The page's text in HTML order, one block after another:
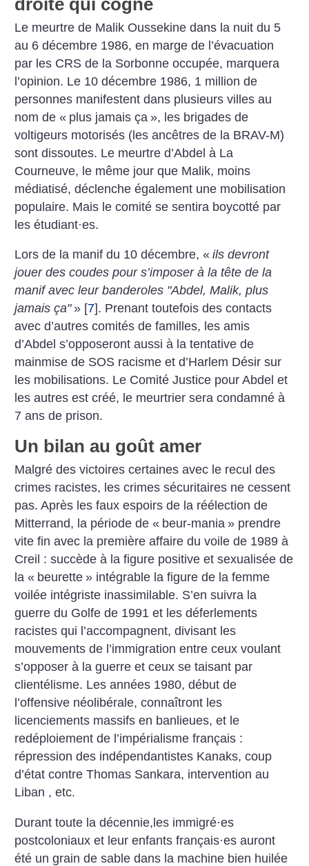
Le meurtre de Malik Oussekine dans la nuit du 5
au 6 décembre 1986, en marge de l’évacuation
par les CRS de la Sorbonne occupée, marquera
l’opinion. Le 10 décembre 1986, 1 million de
personnes manifestent dans plusieurs villes au
nom de « plus jamais ça », les brigades de
voltigeurs motorisés (les ancêtres de la BRAV-M)
sont dissoutes. Le meurtre d’Abdel à La
Courneuve, le même jour que Malik, moins
médiatisé, déclenche également une mobilisation
populaire. Mais le comité se sentira boycotté par
les étudiant·es.
Lors de la manif du 10 décembre, « ils devront
jouer des coudes pour s’imposer à la tête de la
manif avec leur banderoles "Abdel, Malik, plus
jamais ça" » [7]. Prenant toutefois des contacts
avec d’autres comités de familles, les amis
d’Abdel s’opposeront aussi à la tentative de
mainmise de SOS racisme et d’Harlem Désir sur
les mobilisations. Le Comité Justice pour Abdel et
les autres est créé, le meurtrier sera condamné à
7 ans de prison.
Un bilan au goût amer
Malgré des victoires certaines avec le recul des
crimes racistes, les crimes sécuritaires ne cessent
pas. Après les faux espoirs de la réélection de
Mitterrand, la période de « beur-mania » prendre
vite fin avec la première affaire du ­voile de 1989 à
Creil : succède à la figure positive et sexualisée de
la « beurette » intégrable la figure de la femme
voilée intégriste inassimilable. S’en suivra la
guerre du Golfe de 1991 et les déferlements
racistes qui l’accompagnent, divisant les
mouvements de l’immigration entre ceux voulant
s’opposer à la guerre et ceux se taisant par
clientélisme. Les années 1980, début de
l’offensive néolibérale, connaîtront les
licenciements massifs en banlieues, et le
redéploiement de l’impérialisme français :
répression des indépendantistes Kanaks, coup
d’état contre Thomas Sankara, intervention au
Liban , etc.
Durant toute la décennie,les immigré·es
postcoloniaux et leur enfants français·es auront
été un grain de sable dans la machine bien huilée